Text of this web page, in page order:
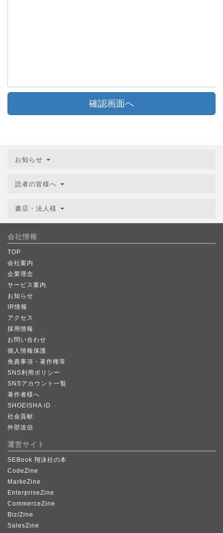
確認画面へ
お知らせ
読者の皆様へ
書店・法人様
会社情報
TOP
会社案内
企業理念
サービス案内
お知らせ
IR情報
アクセス
採用情報
お問い合わせ
個人情報保護
免責事項・著作権等
SNS利用ポリシー
SNSアカウント一覧
著作者様へ
SHOEISHA iD
社会貢献
外部送信
運営サイト
SEBook 翔泳社の本
CodeZine
MarkeZine
EnterpriseZine
CommerceZine
Biz/Zine
SalesZine